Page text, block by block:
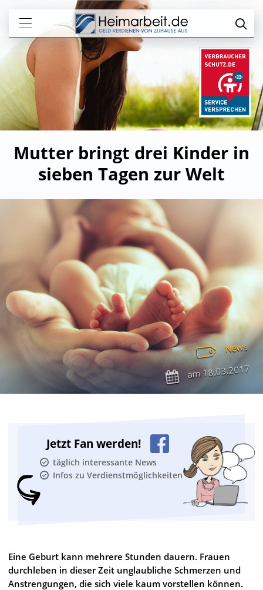
Mutter bringt drei Kinder in
sieben Tagen zur Welt
News
am18.03.2017
Jetzt Fan werden!
täglich interessante News
Infos zu Verdienstmöglichkeiten
Eine Geburt kann mehrere Stunden dauern. Frauen
durchleben in dieser Zeit unglaubliche Schmerzen und
Anstrengungen, die sich viele kaum vorstellen können.